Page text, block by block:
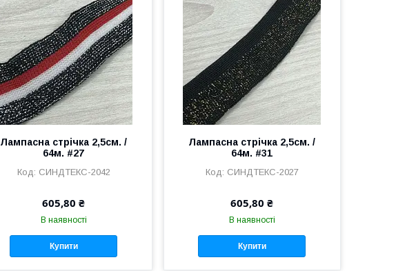
Лампасна стрічка 2,5см. /
64м. #27
СИНДТЕКС-2042
605,80 ₴
В наявності
Купити
Лампасна стрічка 2,5см. /
64м. #31
СИНДТЕКС-2027
605,80 ₴
В наявності
Купити